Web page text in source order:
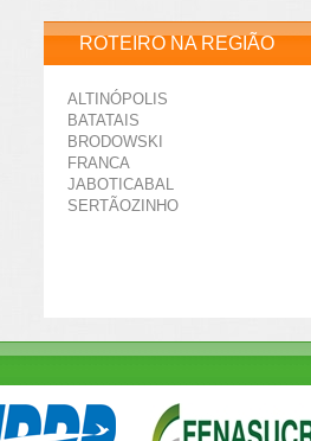
ROTEIRO NA REGIÃO
ALTINÓPOLIS
BATATAIS
BRODOWSKI
FRANCA
JABOTICABAL
SERTÃOZINHO